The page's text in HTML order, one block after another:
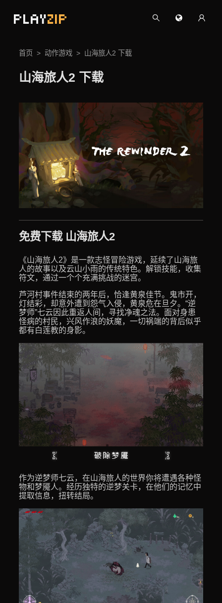
PLAYZIP
首页 动作游戏 山海旅人2 下载
山海旅人2 下载
免费下载 山海旅人2
《山海旅人2》是一款志怪冒险游戏，延续了山海旅
人的故事以及云山小雨的传统特色。解锁技能，收集
符文，通过一个个充满挑战的迷宫。
芦河村事件结束的两年后，恰逢黄泉佳节。鬼市开，
灯结彩，却意外遭到怨气入侵，黄泉危在旦夕。“逆
梦师”七云因此重返人间，寻找净魂之法。面对身患
怪病的村民，兴风作浪的妖魔，一切祸端的背后似乎
都有白莲教的身影。
作为逆梦师七云，在山海旅人的世界你将遭遇各种怪
物和梦魇人。经历独特的逆梦关卡，在他们的记忆中
提取信息，扭转结局。